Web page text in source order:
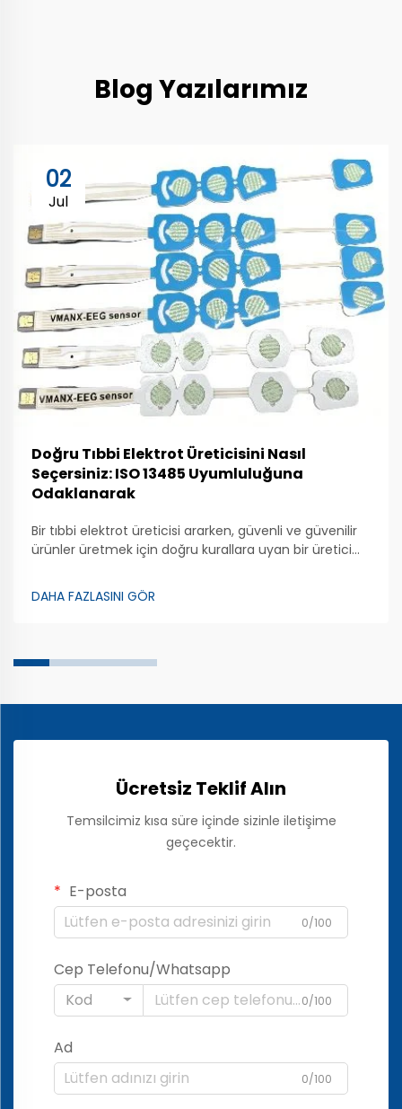
Blog Yazılarımız
02
Jul
Doğru Tıbbi Elektrot Üreticisini Nasıl
Seçersiniz: ISO 13485 Uyumluluğuna
Odaklanarak
Bir tıbbi elektrot üreticisi ararken, güvenli ve güvenilir
ürünler üretmek için doğru kurallara uyan bir üretici
üretmeye önem veren bir şirkettir. Bu özel cihazlar,
doktorların ...
DAHA FAZLASINI GÖR
Ücretsiz Teklif Alın
Temsilcimiz kısa süre içinde sizinle iletişime
geçecektir.
E-posta
0/100
Cep Telefonu/Whatsapp
Kod
0/100
Ad
0/100